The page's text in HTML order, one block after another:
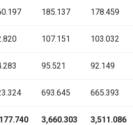
185.137 178.459
107.151 103.032
95.521 92.149
693.645 665.393
3,660.303 3,511.086